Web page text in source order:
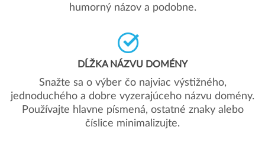
humorný názov a podobne.
DĹŽKA NÁZVU DOMÉNY
Snažte sa o výber čo najviac výstižného,
jednoduchého a dobre vyzerajúceho názvu domény.
Používajte hlavne písmená, ostatné znaky alebo
číslice minimalizujte.